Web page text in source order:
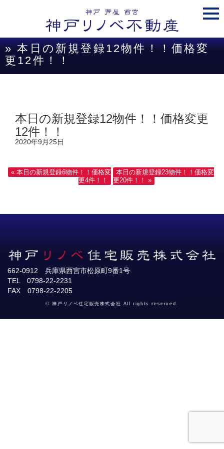
» 本日の新規登録12物件！！価格変
更12件！！
本日の新規登録12物件！！価格変更
12件！！
2020年9月25日
« 本日の新規登録6物件！！価格変
更4件！！
本日の新規登録23物件！！価格変
更20件！！ »
662-0912 兵庫県西宮市松原町9番1号
TEL 0798-22-2231
FAX 0798-22-2205
© 神戸リノベ住宅販売株式会社 All rights reserved.